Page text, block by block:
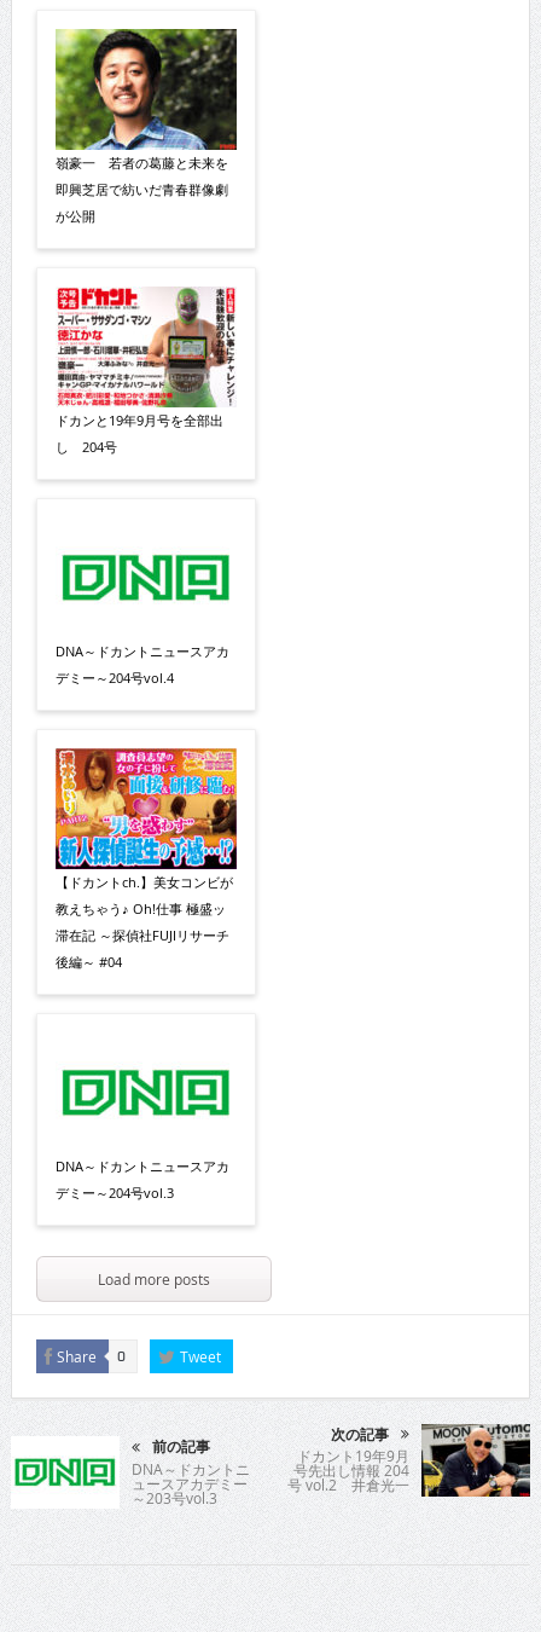
嶺豪一 若者の葛藤と未来を
即興芝居で紡いだ青春群像劇
が公開
ドカンと19年9月号を全部出
し 204号
DNA～ドカントニュースアカ
デミー～204号vol.4
【ドカントch.】美女コンビが
教えちゃう♪ Oh!仕事 極盛ッ
滞在記 ～探偵社FUJIリサーチ
後編～ #04
DNA～ドカントニュースアカ
デミー～204号vol.3
Load more posts
Share 0 Tweet
前の記事
DNA～ドカントニ
ュースアカデミー
～203号vol.3
次の記事
ドカント19年9月
号先出し情報 204
号 vol.2 井倉光一